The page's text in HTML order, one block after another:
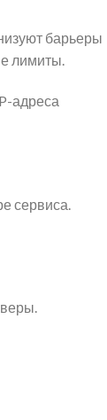
барьеры
лимиты.
адреса
сервиса.